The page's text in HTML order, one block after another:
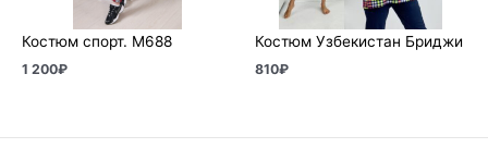
Костюм спорт. М688
1 200₽
Костюм Узбекистан Бриджи
810₽